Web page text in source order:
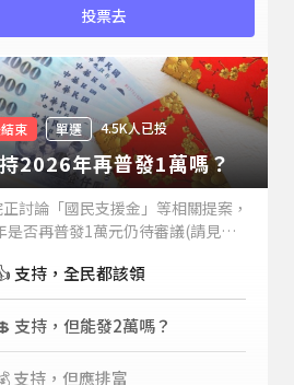
投票去
束 單選 4.5K人已投
2026年再普發1萬嗎？
討論「國民支援金」等相關提案，
是否再普發1萬元仍待審議(請見下
支持，全民都該領
支持，但能發2萬嗎？
支持，但應排富